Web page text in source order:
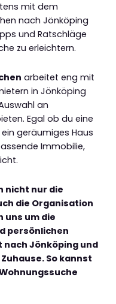
mit dem
nach Jönköping
und Ratschläge
zu erleichtern.
arbeitet eng mit
in Jönköping
an
Egal ob du eine
geräumiges Haus
Immobilie,
nicht nur die
die Organisation
uns um die
persönlichen
Jönköping und
So kannst